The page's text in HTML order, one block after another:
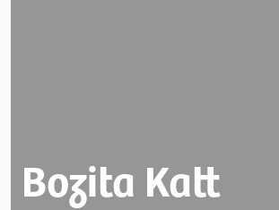
Bozita Katt